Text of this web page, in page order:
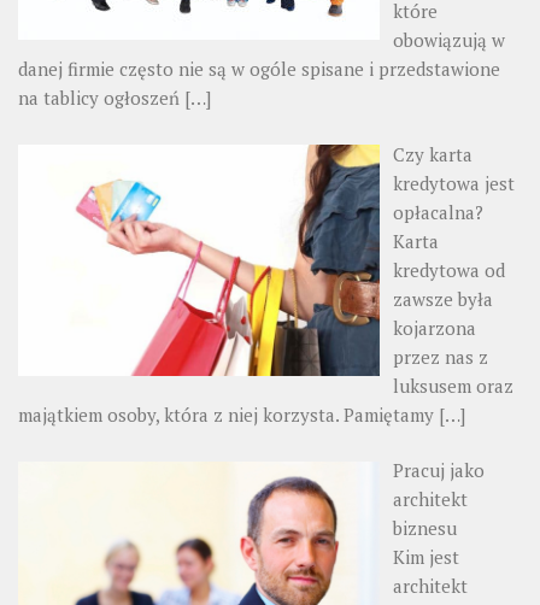
które
obowiązują w
danej firmie często nie są w ogóle spisane i przedstawione
na tablicy ogłoszeń […]
Czy karta
kredytowa jest
opłacalna?
Karta
kredytowa od
zawsze była
kojarzona
przez nas z
luksusem oraz
majątkiem osoby, która z niej korzysta. Pamiętamy […]
Pracuj jako
architekt
biznesu
Kim jest
architekt